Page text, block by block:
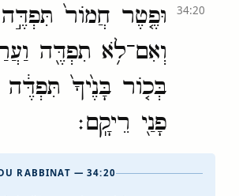
וּפֶ֤טֶר חֲמוֹר֙
וְאִם־לֹ֥א תִפְדֶּ֖ה
בְּכ֤וֹר בָּנֶ֙יךָ֙ תִּפְדֶּ֔ה
פָנַ֖י רֵיקָֽם׃
34:20
RABBINAT — 34:20